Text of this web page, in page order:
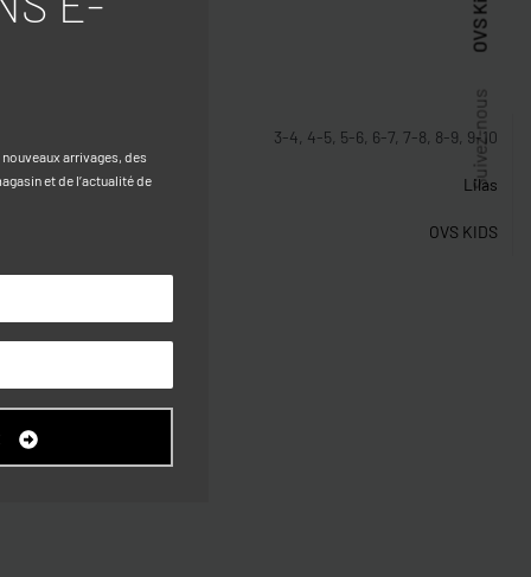
3-4, 4-5, 5-6, 6-7, 7-8, 8-9, 9-10
Lilas
OVS KIDS
Suivez-nous
OVS Kids
arrivages, des
et de l’actualité de